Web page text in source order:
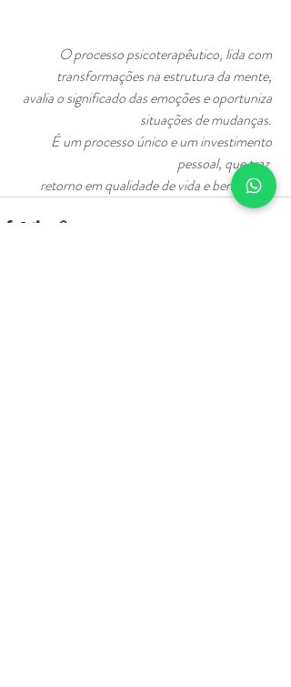
O processo psicoterapêutico, lida com
transformações na estrutura da mente,
avalia o significado das emoções e oportuniza
situações de mudanças.
É um processo único e um investimento
pessoal, que traz
retorno em qualidade de vida e bem-estar.